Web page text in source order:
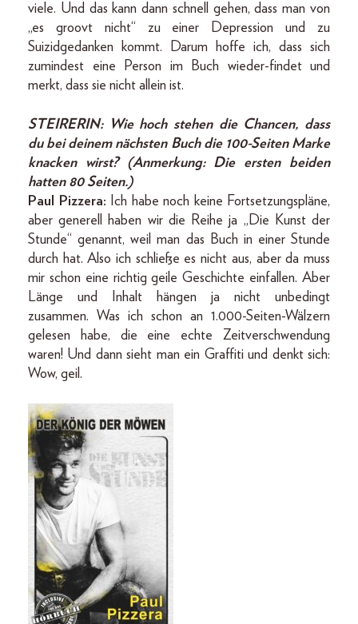
viele. Und das kann dann schnell gehen, dass man von
„es groovt nicht“ zu einer Depression und zu
Suizidgedanken kommt. Darum hoffe ich, dass sich
zumindest eine Person im Buch wieder-findet und
merkt, dass sie nicht allein ist.
STEIRERIN:
Wie hoch stehen die Chancen, dass
du bei deinem nächsten Buch die 100-Seiten Marke
knacken wirst? (Anmerkung: Die ersten beiden
hatten 80 Seiten.)
Paul Pizzera:
Ich habe noch keine Fortsetzungspläne,
aber generell haben wir die Reihe ja „Die Kunst der
Stunde“ genannt, weil man das Buch in einer Stunde
durch hat. Also ich schließe es nicht aus, aber da muss
mir schon eine richtig geile Geschichte einfallen. Aber
Länge und Inhalt hängen ja nicht unbedingt
zusammen. Was ich schon an 1.000-Seiten-Wälzern
gelesen habe, die eine echte Zeitverschwendung
waren! Und dann sieht man ein Graffiti und denkt sich:
Wow, geil.